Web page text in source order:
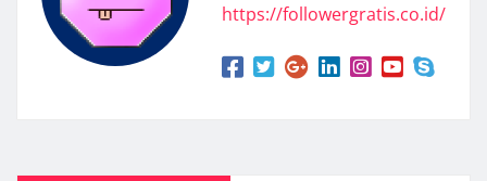
https://followergratis.co.id/